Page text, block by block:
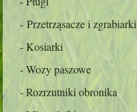
- Przetrząsacze i zgrabiarki
- Kosiarki
- Wozy paszowe
- Rozrzutniki obronika